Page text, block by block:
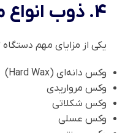
4. ذوب انواع مختلف وکس
یکی از مزایای مهم دستگاه EN‑1113 سازگاری با انواع وکس است.
وکس دانه‌ای (Hard Wax)
وکس مرواریدی
وکس شکلاتی
وکس عسلی